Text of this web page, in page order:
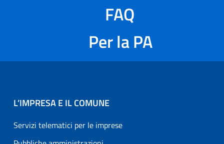
FAQ
Per la PA
L’IMPRESA E IL COMUNE
Servizi telematici per le imprese